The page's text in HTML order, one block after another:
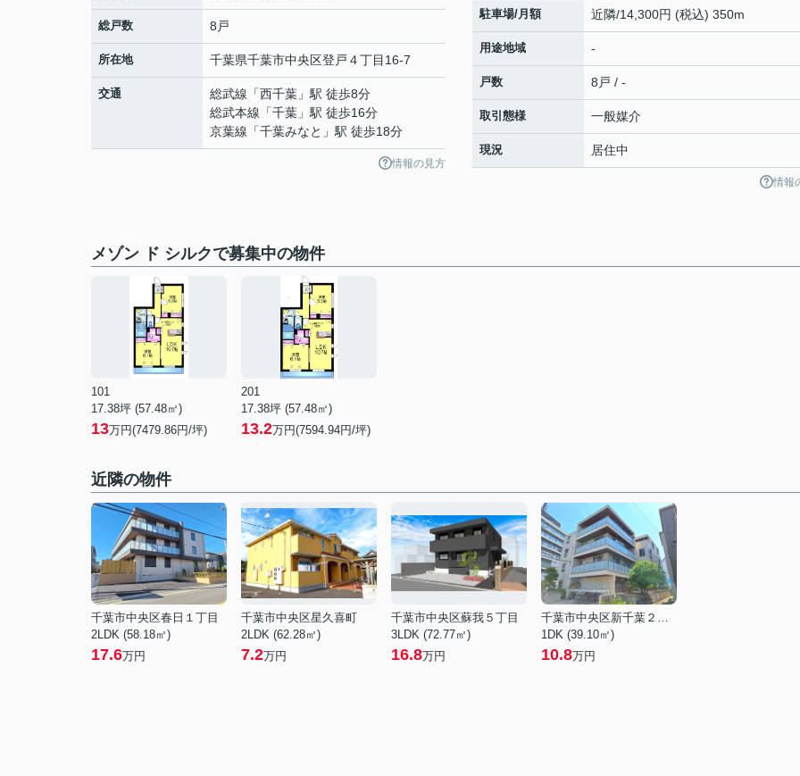
総戸数 8戸
所在地 千葉県千葉市中央区登戸 ４丁目16-7
交通 総武線 「西千葉 」駅 徒歩8分
総武本線 「千葉 」駅 徒歩16分
京葉線 「千葉みなと 」駅 徒歩18分
情報の見方
駐車場/月額 近隣/14,300円 (税込) 350m
用途地域 -
戸数 8戸 / -
取引態様 一般媒介
現況 居住中
情報
メゾン ド シルクで募集中の物件
101
17.38坪 (57.48㎡)
13万円(7479.86円/坪)
201
17.38坪 (57.48㎡)
13.2万円(7594.94円/坪)
近隣の物件
千葉市中央区春日１丁目
2LDK (58.18㎡)
17.6万円
千葉市中央区星久喜町
2LDK (62.28㎡)
7.2万円
千葉市中央区蘇我５丁目
3LDK (72.77㎡)
16.8万円
千葉市中央区新千葉２丁目
1DK (39.10㎡)
10.8万円